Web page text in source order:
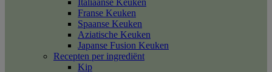
Italiaanse Keuken
Franse Keuken
Spaanse Keuken
Aziatische Keuken
Japanse Fusion Keuken
Recepten per ingrediënt
Kip